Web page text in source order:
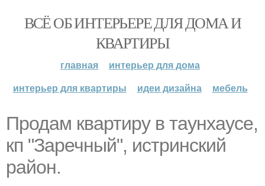
ВСЁ ОБ ИНТЕРЬЕРЕ ДЛЯ ДОМА И
КВАРТИРЫ
главная
интерьер для дома
интерьер для квартиры
идеи дизайна мебель
Продам квартиру в таунхаусе,
кп "Заречный", истринский
район.